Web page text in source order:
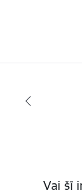
Vai šī